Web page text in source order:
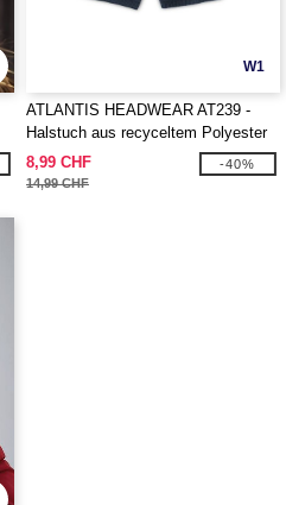
W1
ATLANTIS HEADWEAR AT239 -
Halstuch aus recyceltem Polyester
8,99 CHF
14,99 CHF
-40%